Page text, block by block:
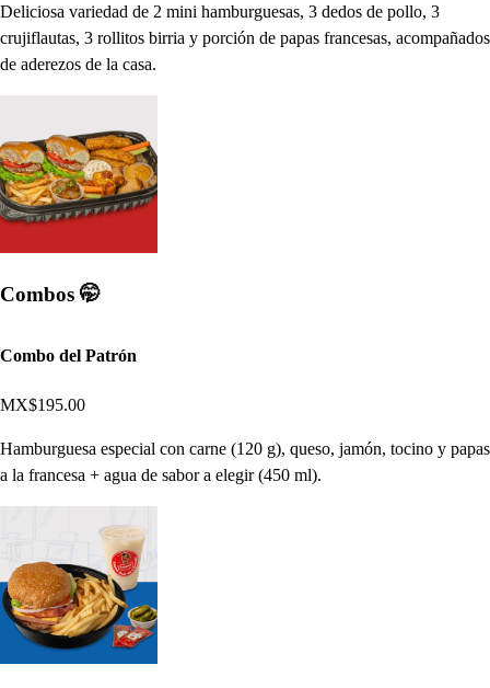
Deliciosa variedad de 2 mini hamburguesas, 3 dedos de pollo, 3
crujiflautas, 3 rollitos birria y porción de papas francesas, acompañados
de aderezos de la casa.
Combos 🤭​
Combo del Patrón
MX$195.00
Hamburguesa especial con carne (120 g), queso, jamón, tocino y papas
a la francesa + agua de sabor a elegir (450 ml).